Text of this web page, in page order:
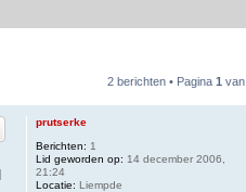
2 berichten • Pagina 1 van
prutserke
Berichten: 1
Lid geworden op: 14 december 2006,
21:24
Locatie: Liempde